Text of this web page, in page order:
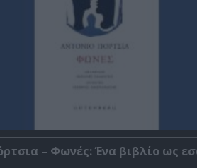
– Φωνές: Ένα βιβλίο ως